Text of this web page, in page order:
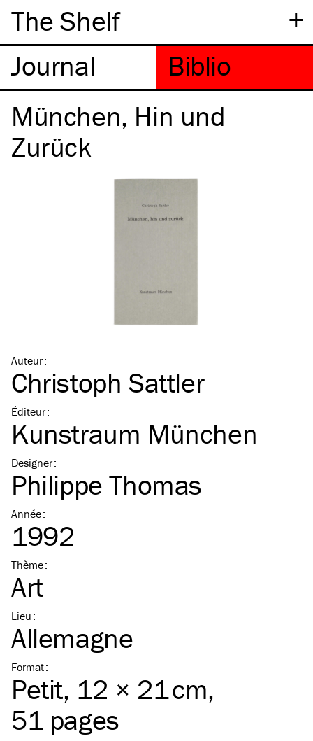
+
The Shelf
München, Hin und
Zurück
Auteur:
Christoph Sattler
Éditeur:
Kunstraum München
Designer:
Philippe Thomas
Année:
1992
Thème:
Art
Lieu :
Allemagne
Format:
Petit, 12 × 21 cm,
51 pages